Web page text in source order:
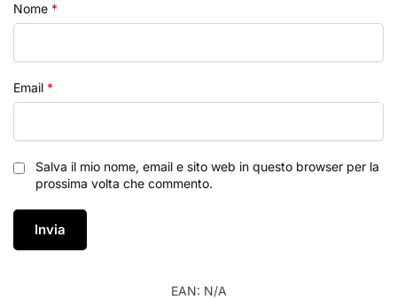
Nome *
Email *
Salva il mio nome, email e sito web in questo browser per la
prossima volta che commento.
EAN: N/A